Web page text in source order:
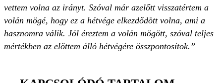
vettem volna az irányt. Szóval már azelőtt visszatértem a
volán mögé, hogy ez a hétvége elkezdődött volna, ami a
hasznomra válik. Jól éreztem a volán mögött, szóval teljes
mértékben az előttem álló hétvégére összpontosítok.”